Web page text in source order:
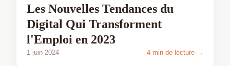
Les Nouvelles Tendances du
Digital Qui Transforment
l'Emploi en 2023
1 juin 2024 4 min de lecture →